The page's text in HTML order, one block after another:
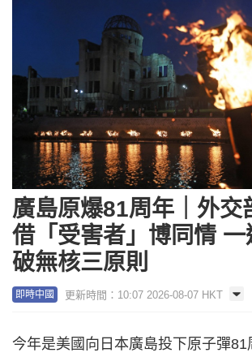
廣島原爆81周年｜外交
借「受害者」博同情 一
破無核三原則
即時中國 更新時間：10:07 2026-08-07 HKT
今年是美國向日本廣島投下原子彈81